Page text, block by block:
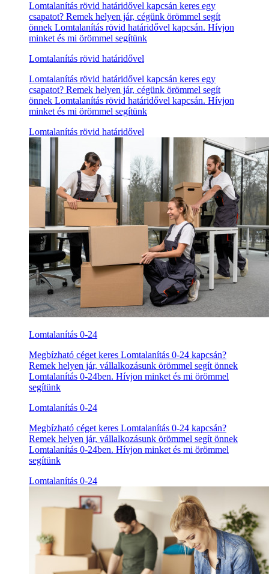
Lomtalanítás rövid határidővel kapcsán keres egy
csapatot? Remek helyen jár, cégünk örömmel segít
önnek Lomtalanítás rövid határidővel kapcsán. Hívjon
minket és mi örömmel segítünk
Lomtalanítás rövid határidővel
Lomtalanítás rövid határidővel kapcsán keres egy
csapatot? Remek helyen jár, cégünk örömmel segít
önnek Lomtalanítás rövid határidővel kapcsán. Hívjon
minket és mi örömmel segítünk
Lomtalanítás rövid határidővel
Lomtalanítás 0-24
Megbízható céget keres Lomtalanítás 0-24 kapcsán?
Remek helyen jár, vállalkozásunk örömmel segít önnek
Lomtalanítás 0-24ben. Hívjon minket és mi örömmel
segítünk
Lomtalanítás 0-24
Megbízható céget keres Lomtalanítás 0-24 kapcsán?
Remek helyen jár, vállalkozásunk örömmel segít önnek
Lomtalanítás 0-24ben. Hívjon minket és mi örömmel
segítünk
Lomtalanítás 0-24